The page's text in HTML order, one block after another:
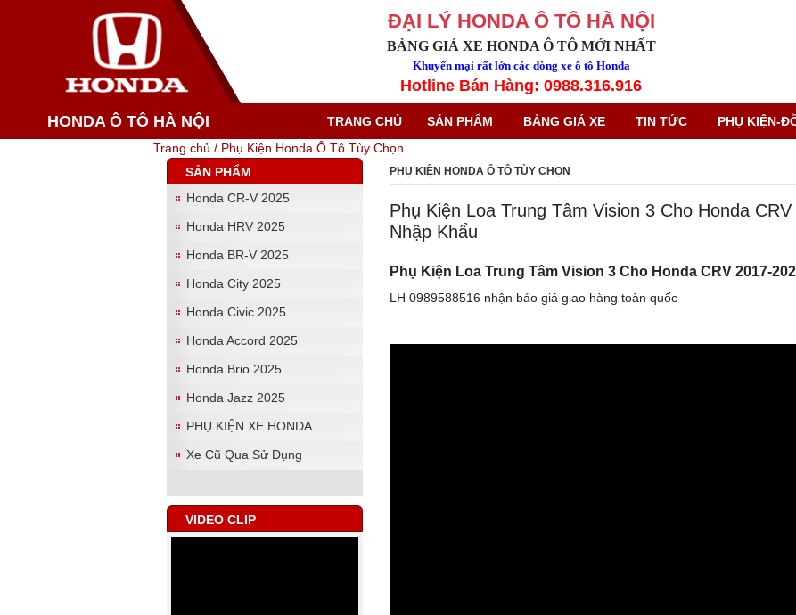
ĐẠI LÝ HONDA Ô TÔ HÀ NỘI
BẢNG GIÁ XE HONDA Ô TÔ MỚI NHẤT
Khuyến mại rất lớn các dòng xe ô tô Honda
Hotline Bán Hàng: 0988.316.916
HONDA Ô TÔ HÀ NỘI TRANG CHỦ SẢN PHẨM BẢNG GIÁ XE TIN TỨC PHỤ KIỆN-
Trang chủ / Phụ Kiện Honda Ô Tô Tùy Chọn
SẢN PHẨM
Honda CR-V 2025
Honda HRV 2025
Honda BR-V 2025
Honda City 2025
Honda Civic 2025
Honda Accord 2025
Honda Brio 2025
Honda Jazz 2025
PHỤ KIỆN XE HONDA
Xe Cũ Qua Sử Dụng
VIDEO CLIP
PHỤ KIỆN HONDA Ô TÔ TÙY CHỌN
Phụ Kiện Loa Trung Tâm Vision 3 Cho Honda
Nhập Khẩu
Phụ Kiện Loa Trung Tâm Vision 3 Cho Honda CRV 2017-
LH 0989588516 nhận báo giá giao hàng toàn quốc